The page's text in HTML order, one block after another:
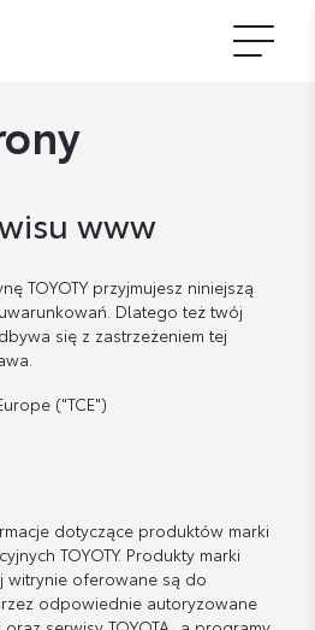
www
TOYOTY przyjmujesz niniejszą
Dlatego też twój
się z zastrzeżeniem tej
("TCE")
dotyczące produktów marki
TOYOTY. Produkty marki
witrynie oferowane są do
odpowiednie autoryzowane